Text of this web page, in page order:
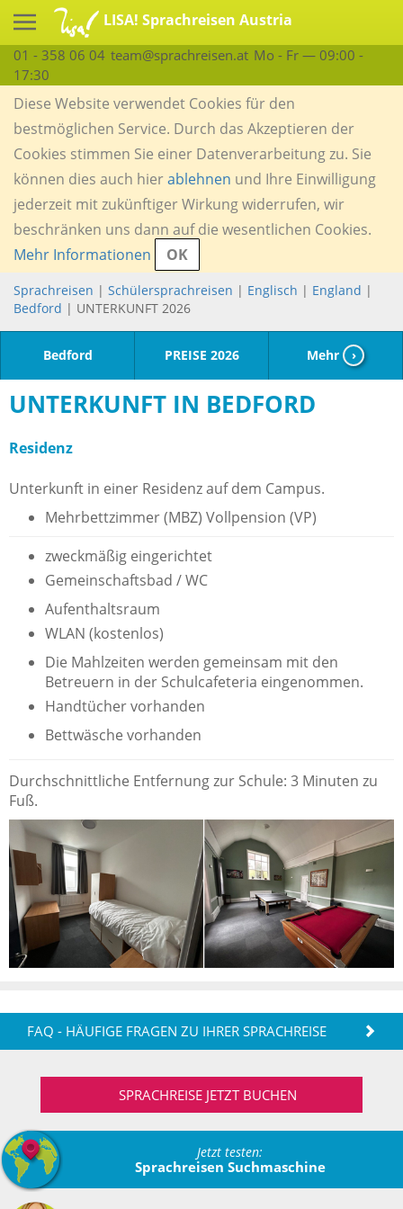
LISA! Sprachreisen Austria
01 - 358 06 04 team@sprachreisen.at Mo - Fr — 09:00 -
17:30
Diese Website verwendet Cookies für den
bestmöglichen Service. Durch das Akzeptieren der
Cookies stimmen Sie einer Datenverarbeitung zu. Sie
können dies auch hierablehnen und Ihre Einwilligung
jederzeit mit zukünftiger Wirkung widerrufen, wir
beschränken uns dann auf die wesentlichen Cookies.
Mehr Informationen
OK
Sprachreisen | Schülersprachreisen | Englisch | England |
Bedford | UNTERKUNFT 2026
Bedford PREISE 2026 Mehr ›
UNTERKUNFT IN BEDFORD
Residenz
Unterkunft in einer Residenz auf dem Campus.
Mehrbettzimmer (MBZ) Vollpension (VP)
zweckmäßig eingerichtet
Gemeinschaftsbad / WC
Aufenthaltsraum
WLAN (kostenlos)
Die Mahlzeiten werden gemeinsam mit den
Betreuern in der Schulcafeteria eingenommen.
Handtücher vorhanden
Bettwäsche vorhanden
Durchschnittliche Entfernung zur Schule: 3 Minuten zu
Fuß.
FAQ - HÄUFIGE FRAGEN ZU IHRER SPRACHREISE
SPRACHREISE JETZT BUCHEN
Jetzt testen:
Sprachreisen Suchmaschine